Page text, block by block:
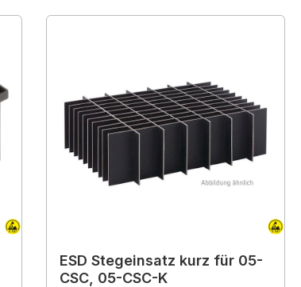
ESD Stegeinsatz kurz für 05-
CSC, 05-CSC-K